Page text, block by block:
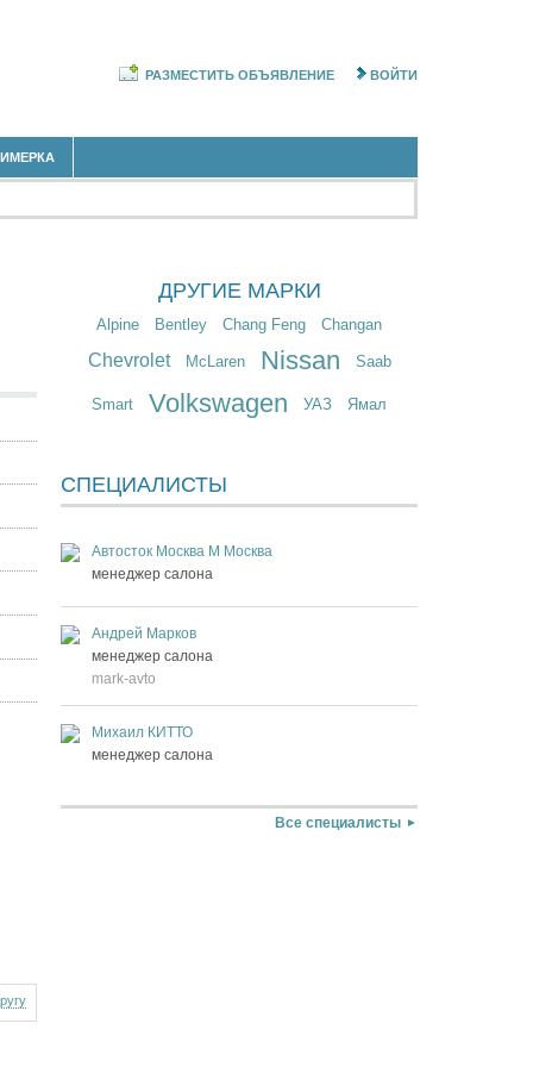
РАЗМЕСТИТЬ ОБЪЯВЛЕНИЕ ВОЙТИ
ДРУГИЕ МАРКИ
Alpine Bentley Chang Feng Changan
Chevrolet McLaren Nissan Saab
Smart Volkswagen УАЗ Ямал
СПЕЦИАЛИСТЫ
Автосток Москва М Москва
менеджер салона
Андрей Марков
менеджер салона
mark-avto
Михаил КИТТО
менеджер салона
Все специалисты